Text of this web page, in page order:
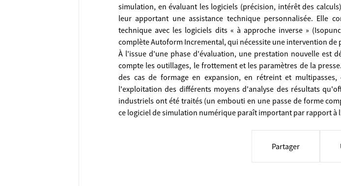
simulation, en évaluant les logiciels (précision, intérêt des
leur apportant une assistance technique personnalisée. Elle
technique avec les logiciels dits « à approche inverse »
complète Autoform Incremental, qui nécessite une intervention de
À l'issue d'une phase d'évaluation, une prestation nouvelle est
compte les outillages, le frottement et les paramètres de la
des cas de formage en expansion, en rétreint et
l'exploitation des différents moyens d'analyse des résultats
industriels ont été traités (un embouti en une passe de forme
ce logiciel de simulation numérique paraît important par rapport à
Partager